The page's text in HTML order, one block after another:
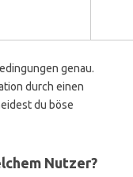
genau.
durch einen
du böse
Nutzer?